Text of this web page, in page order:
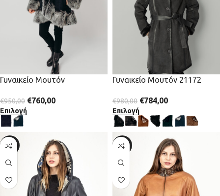
Γυναικείο Μουτόν
€950,00 €760,00
Επιλογή
Γυναικείο Μουτόν 21172
€980,00 €784,00
Επιλογή
-30% -30%